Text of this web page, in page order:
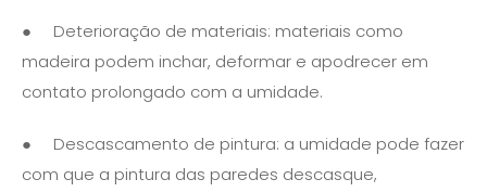
● Deterioração de materiais: materiais como
madeira podem inchar, deformar e apodrecer em
contato prolongado com a umidade.
● Descascamento de pintura: a umidade pode fazer
com que a pintura das paredes descasque,